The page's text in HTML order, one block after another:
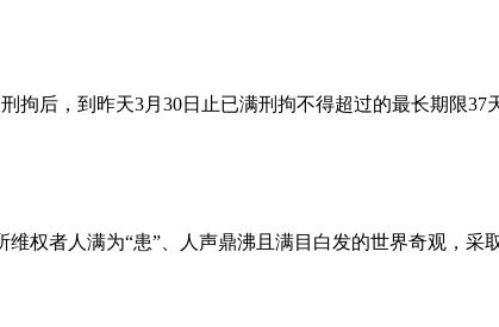
拘后，到昨天3月30日止已满刑拘不得超过的最长期限
权者人满为“患”、人声鼎沸且满目白发的世界奇观，